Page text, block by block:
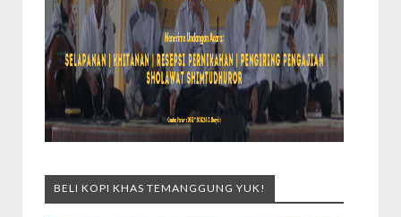
BELI KOPI KHAS TEMANGGUNG YUK!